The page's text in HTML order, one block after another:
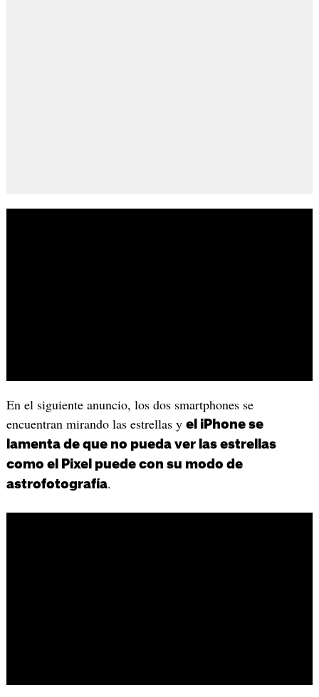
En el siguiente anuncio, los dos smartphones se
encuentran mirando las estrellas y el iPhone se
lamenta de que no pueda ver las estrellas
como el Pixel puede con su modo de
astrofotografía.